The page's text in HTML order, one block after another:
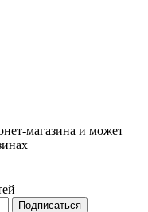
магазина и может
Подписаться